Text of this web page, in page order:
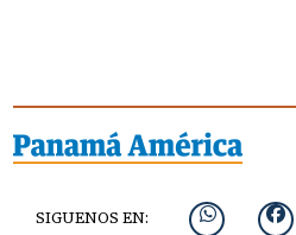
SIGUENOS EN: